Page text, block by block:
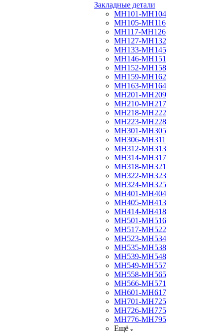
Закладные детали
МН101-МН104
МН105-МН116
МН117-МН126
МН127-МН132
МН133-МН145
МН146-МН151
МН152-МН158
МН159-МН162
МН163-МН164
МН201-МН209
МН210-МН217
МН218-МН222
МН223-МН228
МН301-МН305
МН306-МН311
МН312-МН313
МН314-МН317
МН318-МН321
МН322-МН323
МН324-МН325
МН401-МН404
МН405-МН413
МН414-МН418
МН501-МН516
МН517-МН522
МН523-МН534
МН535-МН538
МН539-МН548
МН549-МН557
МН558-МН565
МН566-МН571
МН601-МН617
МН701-МН725
МН726-МН775
МН776-МН795
Ещё